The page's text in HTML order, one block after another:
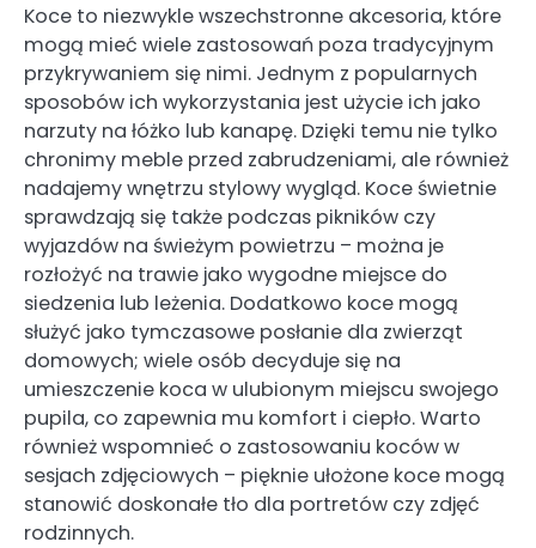
Koce to niezwykle wszechstronne akcesoria, które
mogą mieć wiele zastosowań poza tradycyjnym
przykrywaniem się nimi. Jednym z popularnych
sposobów ich wykorzystania jest użycie ich jako
narzuty na łóżko lub kanapę. Dzięki temu nie tylko
chronimy meble przed zabrudzeniami, ale również
nadajemy wnętrzu stylowy wygląd. Koce świetnie
sprawdzają się także podczas pikników czy
wyjazdów na świeżym powietrzu – można je
rozłożyć na trawie jako wygodne miejsce do
siedzenia lub leżenia. Dodatkowo koce mogą
służyć jako tymczasowe posłanie dla zwierząt
domowych; wiele osób decyduje się na
umieszczenie koca w ulubionym miejscu swojego
pupila, co zapewnia mu komfort i ciepło. Warto
również wspomnieć o zastosowaniu koców w
sesjach zdjęciowych – pięknie ułożone koce mogą
stanowić doskonałe tło dla portretów czy zdjęć
rodzinnych.